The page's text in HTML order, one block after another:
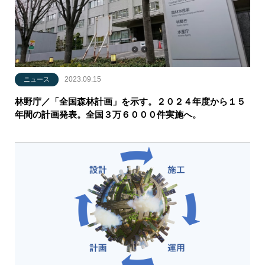
ニュース 2023.09.15
林野庁／「全国森林計画」を示す。２０２４年度から１５
年間の計画発表。全国３万６０００件実施へ。